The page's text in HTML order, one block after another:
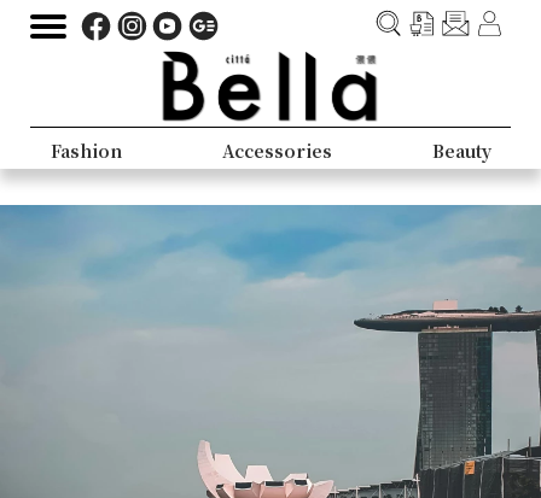
Fashion Accessories Beauty